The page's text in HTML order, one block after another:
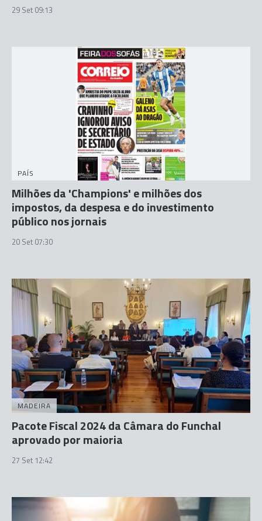
29 Set 09:13
PAÍS
Milhões da 'Champions' e milhões dos
impostos, da despesa e do investimento
público nos jornais
20 Set 07:30
MADEIRA
Pacote Fiscal 2024 da Câmara do Funchal
aprovado por maioria
27 Set 12:42